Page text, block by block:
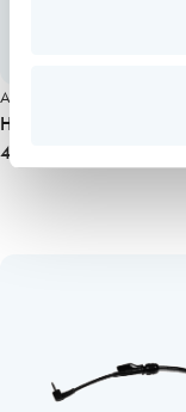
Art. nr 2507
Hörselskydd Zekler 412
4 075,00 kr